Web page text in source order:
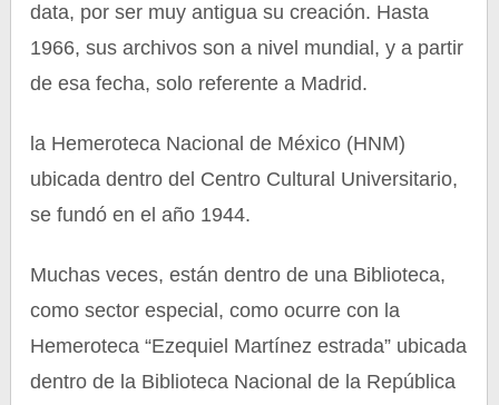
data, por ser muy antigua su creación. Hasta
1966, sus archivos son a nivel mundial, y a partir
de esa fecha, solo referente a Madrid.
la Hemeroteca Nacional de México (HNM)
ubicada dentro del Centro Cultural Universitario,
se fundó en el año 1944.
Muchas veces, están dentro de una Biblioteca,
como sector especial, como ocurre con la
Hemeroteca “Ezequiel Martínez estrada” ubicada
dentro de la Biblioteca Nacional de la República